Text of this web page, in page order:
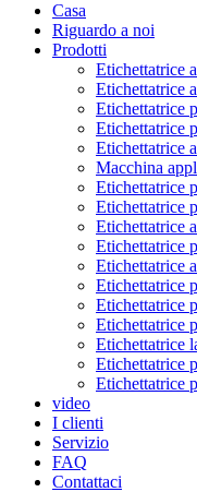
Casa
Riguardo a noi
Prodotti
Etichettatrice
Etichettatrice
Etichettatrice
Etichettatrice
Etichettatrice
Macchina
Etichettatrice
Etichettatrice
Etichettatrice
Etichettatrice
Etichettatrice
Etichettatrice
Etichettatrice
Etichettatrice
Etichettatrice
Etichettatrice
Etichettatrice
video
I clienti
Servizio
FAQ
Contattaci